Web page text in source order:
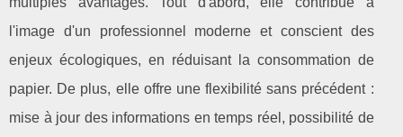
l'image d'un professionnel moderne et conscient des
enjeux écologiques, en réduisant la consommation de
papier. De plus, elle offre une flexibilité sans précédent :
mise à jour des informations en temps réel, possibilité de